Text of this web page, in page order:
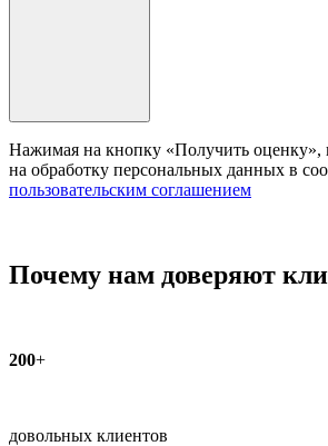
Нажимая на кнопку «Получить оценку»,
на обработку персональных данных в
пользовательским соглашением
Почему нам доверяют
200+
довольных клиентов